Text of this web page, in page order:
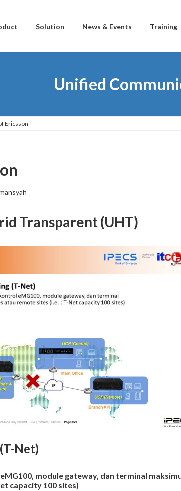
Solution News & Events Training
Unified
Ericsson
Transparent (UHT)
Net)
module gateway, dan terminal
capacity 100 sites)